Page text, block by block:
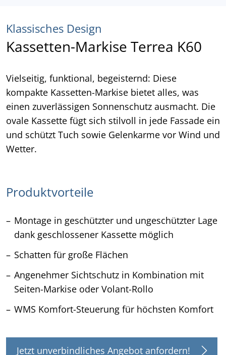
Klassisches Design
Kassetten-Markise Terrea K60
Vielseitig, funktional, begeisternd: Diese
kompakte Kassetten-Markise bietet alles, was
einen zuverlässigen Sonnenschutz ausmacht. Die
ovale Kassette fügt sich stilvoll in jede Fassade ein
und schützt Tuch sowie Gelenkarme vor Wind und
Wetter.
Produktvorteile
Montage in geschützter und ungeschützter Lage
dank geschlossener Kassette möglich
Schatten für große Flächen
Angenehmer Sichtschutz in Kombination mit
Seiten-Markise oder Volant-Rollo
WMS Komfort-Steuerung für höchsten Komfort
Jetzt unverbindliches Angebot anfordern!